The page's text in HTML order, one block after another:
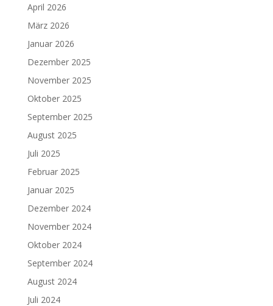
April 2026
März 2026
Januar 2026
Dezember 2025
November 2025
Oktober 2025
September 2025
August 2025
Juli 2025
Februar 2025
Januar 2025
Dezember 2024
November 2024
Oktober 2024
September 2024
August 2024
Juli 2024